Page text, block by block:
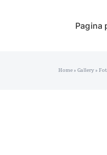
Pagina
Home»Gallery»